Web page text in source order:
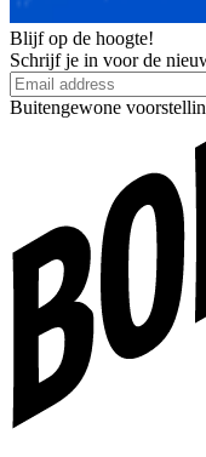
Blijf op de hoogte!
Schrijf je in voor de
Buitengewone